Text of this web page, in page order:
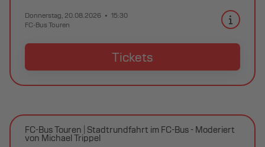
Donnerstag, 20.08.2026
15:30
FC-Bus Touren
Tickets
FC-Bus Touren Stadtrundfahrt im FC-Bus - Moderiert
von Michael Trippel